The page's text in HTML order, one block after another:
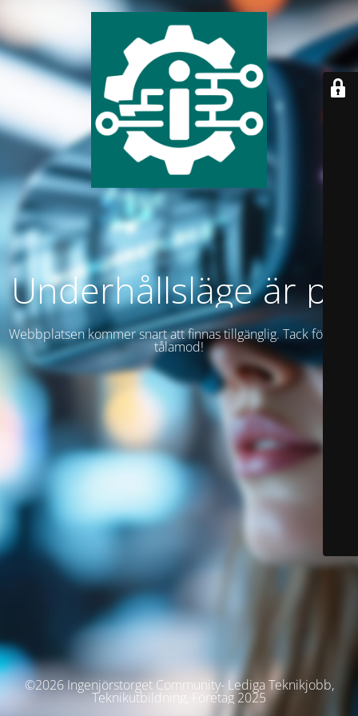
Underhållsläge är på
Webbplatsen kommer snart att finnas tillgänglig. Tack för ditt
tålamod!
©2026 Ingenjörstorget Community- Lediga Teknikjobb,
Teknikutbildning, Företag 2025